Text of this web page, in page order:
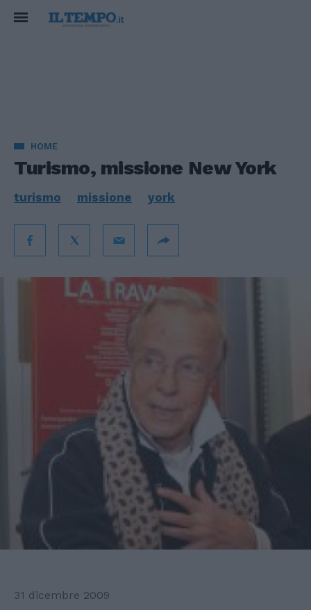
HOME
Turismo, missione New York
turismo missione york
31 dicembre 2009